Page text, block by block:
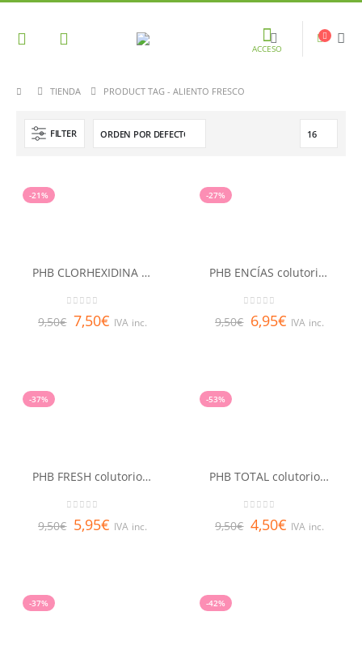
ACCESO
TIENDA PRODUCT TAG - ALIENTO FRESCO
FILTER
-21%
PHB CLORHEXIDINA 0,12% colutorio 500 ml
9,50€ 7,50€ IVA inc.
-27%
PHB ENCÍAS colutorio 500 ml
9,50€ 6,95€ IVA inc.
-37%
PHB FRESH colutorio 500 ml
9,50€ 5,95€ IVA inc.
-53%
PHB TOTAL colutorio 500 ml
9,50€ 4,50€ IVA inc.
-37% -42%